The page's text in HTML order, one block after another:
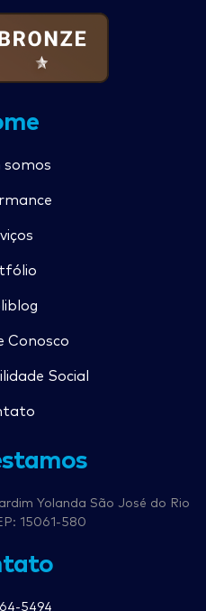
somos
Conosco
Social
Yolanda São José do Rio
15061-580
5494